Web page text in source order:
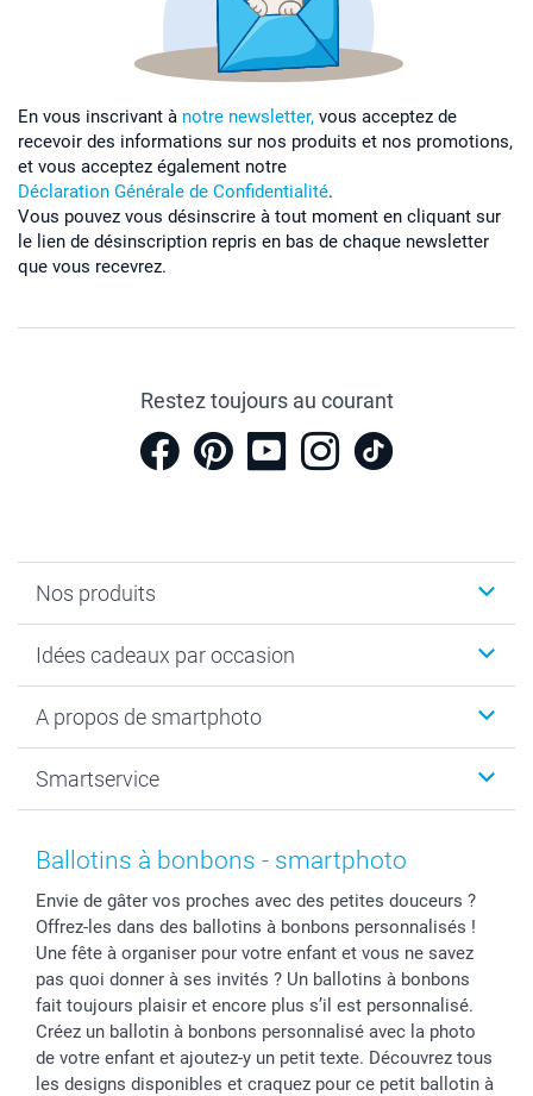
En vous inscrivant à notre newsletter, vous acceptez de
recevoir des informations sur nos produits et nos promotions,
et vous acceptez également notre
Déclaration Générale de Confidentialité.
Vous pouvez vous désinscrire à tout moment en cliquant sur
le lien de désinscription repris en bas de chaque newsletter
que vous recevrez.
Restez toujours au courant
Nos produits
Calendrier photo & Agenda photo
Tirage photo & agrandissement
Faire-part & Cartes
Coques smartphone
Cadres photo & accessoires déco
Dénicheur d'idées cadeau
Idées cadeaux par occasion
Anniversaire
Naissance & baptême
Fête des Mères
Communion
Baptême
Toussaint
Rentrée des classes
Saint-Valentin
Vacances
A propos de smartphoto
Plan du site
Droit de rétraction
Vie privée
Gestion des cookies
Tarifs
Partenariats & Influence
Investisseurs
Smartservice
Aide
smartfriends
Livraison
Modes de paiement
Grandes quantités
Statut de ma commande
Ballotins à bonbons - smartphoto
Envie de gâter vos proches avec des petites douceurs ?
Offrez-les dans des ballotins à bonbons personnalisés !
Une fête à organiser pour votre enfant et vous ne savez
pas quoi donner à ses invités ? Un ballotins à bonbons
fait toujours plaisir et encore plus s’il est personnalisé.
Créez un ballotin à bonbons personnalisé avec la photo
de votre enfant et ajoutez-y un petit texte. Découvrez tous
les designs disponibles et craquez pour ce petit ballotin à